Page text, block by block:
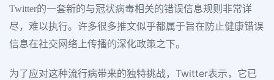
Twitter的一套新的与冠状病毒相关的错误信息规则非常详
尽，难以执行。许多很多推文似乎都属于旨在防止健康错误
信息在社交网络上传播的深化政策之下。
为了应对这种流行病带来的独特挑战，Twitter表示，它已